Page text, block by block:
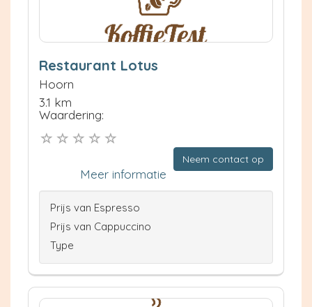
Restaurant Lotus
Hoorn
3.1 km
Waardering:
Neem contact op
Meer informatie
Prijs van Espresso
Prijs van Cappuccino
Type